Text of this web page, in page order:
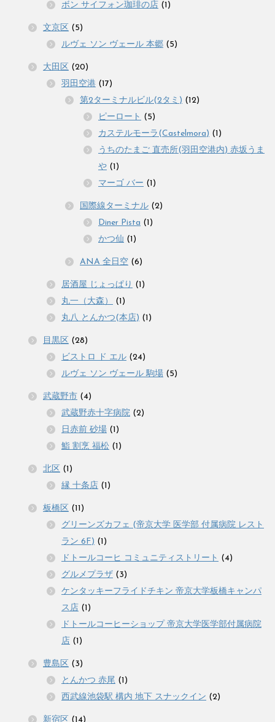
ボン サイフォン珈琲の店 (1)
文京区 (5)
ルヴェ ソン ヴェール 本郷 (5)
大田区 (20)
羽田空港 (17)
第2ターミナルビル(2タミ) (12)
ピーロート (5)
カステルモーラ(Castelmora) (1)
うちのたまご 直売所(羽田空港内) 赤坂うま
や (1)
マーゴ バー (1)
国際線ターミナル (2)
Diner Pista (1)
かつ仙 (1)
ANA 全日空 (6)
居酒屋 じょっぱり (1)
丸一（大森）
(1)
丸八 とんかつ(本店) (1)
目黒区 (28)
ビストロ ド エル (24)
ルヴェ ソン ヴェール 駒場 (5)
武蔵野市 (4)
武蔵野赤十字病院 (2)
日赤前 砂場 (1)
鮨 割烹 福松 (1)
北区 (1)
縁 十条店 (1)
板橋区 (11)
グリーンズカフェ (帝京大学 医学部 付属病院 レスト
ラン 6F) (1)
ドトールコーヒ コミュニティストリート (4)
グルメプラザ (3)
ケンタッキーフライドチキン 帝京大学板橋キャンパ
ス店 (1)
ドトールコーヒーショップ 帝京大学医学部付属病院
店 (1)
豊島区 (3)
とんかつ 赤尾 (1)
西武線池袋駅 構内 地下 スナックイン (2)
新宿区 (14)